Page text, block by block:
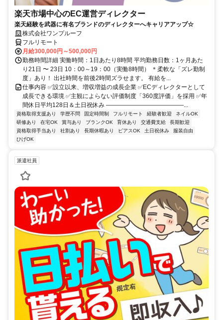
楽天市場中心のEC運営ディレクター
楽天経験を武器に有名ブランドのディレクターへキャリアアップ☆
株式会社ワンプルーフ
フルリモート
月給300,000円～500,000円
勤務時間詳細 実働時間：1日あたり8時間 平均勤務日数：1ヶ月あた
り21日 〜 23日 10：00～19：00（実働8時間） ＊柔軟な「ズレ勤制
度」あり！ 出社時間を前後2時間ズラせます。 有給を...
仕事内容 ✅設立以来、増収増益の成長企業 ✅ECディレクターとして
成長できる環境 ✅主観によらない評価制度「360度評価」を採用 ✅年
間休日平均128日＆土日祝休み ―――――――――――――...
資格取得支援あり 学歴不問 固定時間制 フルリモート 経験者歓迎
ネイルOK
研修あり
在宅OK 賞与あり ブランクOK 育休あり 交通費支給
長期歓迎
資格取得手当あり
社割あり 長期休暇あり ピアスOK 土日祝休み
服装自由
ひげOK
派遣社員